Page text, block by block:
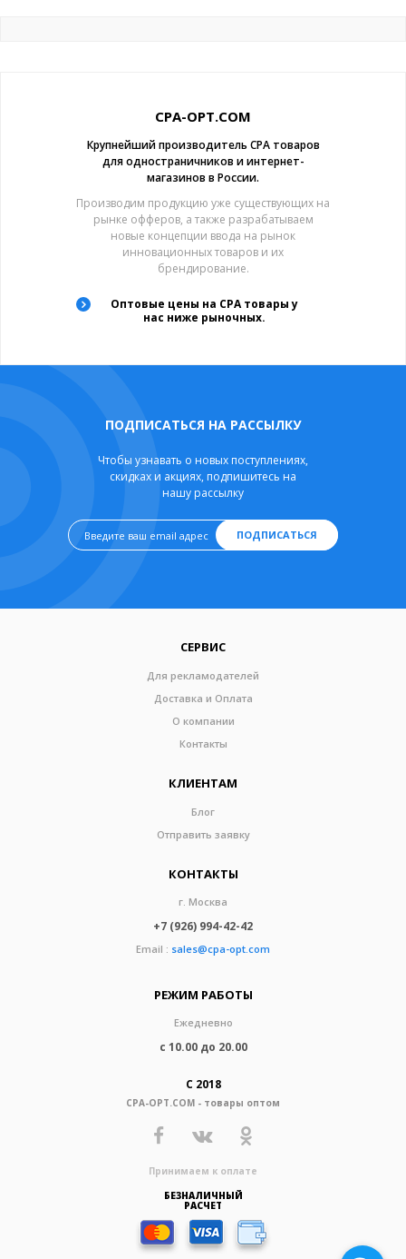
CPA-OPT.COM
Крупнейший производитель CPA товаров
для одностраничников и интернет-
магазинов в России.
Производим продукцию уже существующих на
рынке офферов, а также разрабатываем
новые концепции ввода на рынок
инновационных товаров и их
брендирование.
Оптовые цены на CPA товары у
нас ниже рыночных.
ПОДПИСАТЬСЯ НА РАССЫЛКУ
Чтобы узнавать о новых поступлениях,
скидках и акциях, подпишитесь на
нашу рассылку
ПОДПИСАТЬСЯ
СЕРВИС
Для рекламодателей
Доставка и Оплата
О компании
Контакты
КЛИЕНТАМ
Блог
Отправить заявку
КОНТАКТЫ
г. Москва
+7 (926) 994-42-42
Email : sales@cpa-opt.com
РЕЖИМ РАБОТЫ
Ежедневно
с 10.00 до 20.00
С 2018
CPA-OPT.COM - товары оптом
Принимаем к оплате
БЕЗНАЛИЧНЫЙ
РАСЧЕТ